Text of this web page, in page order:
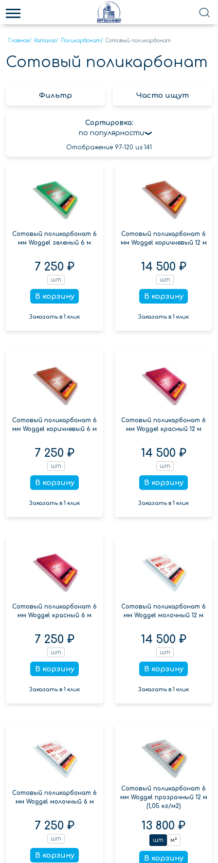
Главная/ Каталог/ Поликарбонат/ Сотовый поликарбонат
Сотовый поликарбонат
Фильтр Часто ищут
Сортировка:
по популярности
Отображение 97-120 из 141
Сотовый поликарбонат 6
мм Woggel зеленый 6 м
7 250 ₽
шт
В корзину
Заказать в 1 клик
Сотовый поликарбонат 6
мм Woggel коричневый 12 м
14 500 ₽
шт
В корзину
Заказать в 1 клик
Сотовый поликарбонат 6
мм Woggel коричневый 6 м
7 250 ₽
шт
В корзину
Заказать в 1 клик
Сотовый поликарбонат 6
мм Woggel красный 12 м
14 500 ₽
шт
В корзину
Заказать в 1 клик
Сотовый поликарбонат 6
мм Woggel красный 6 м
7 250 ₽
шт
В корзину
Заказать в 1 клик
Сотовый поликарбонат 6
мм Woggel молочный 12 м
14 500 ₽
шт
В корзину
Заказать в 1 клик
Сотовый поликарбонат 6
мм Woggel молочный 6 м
7 250 ₽
шт
В корзину
Сотовый поликарбонат 6
мм Woggel прозрачный 12 м
(1,05 кг/м2)
13 800 ₽
шт м²
В корзину